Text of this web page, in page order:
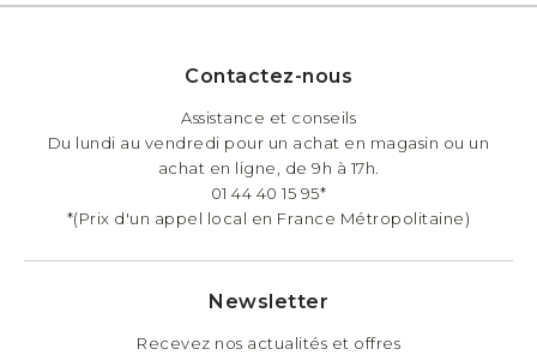
Contactez-nous
Assistance et conseils
Du lundi au vendredi pour un achat en magasin ou un
achat en ligne, de 9h à 17h.
01 44 40 15 95*
*(Prix d'un appel local en France Métropolitaine)
Newsletter
Recevez nos actualités et offres